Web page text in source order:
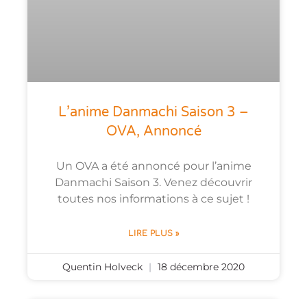
L’anime Danmachi Saison 3 –
OVA, Annoncé
Un OVA a été annoncé pour l’anime
Danmachi Saison 3. Venez découvrir
toutes nos informations à ce sujet !
LIRE PLUS »
Quentin Holveck 18 décembre 2020